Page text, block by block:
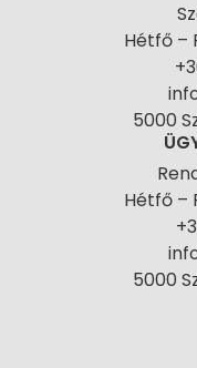
Hétfő –
5000
Hétfő –
5000